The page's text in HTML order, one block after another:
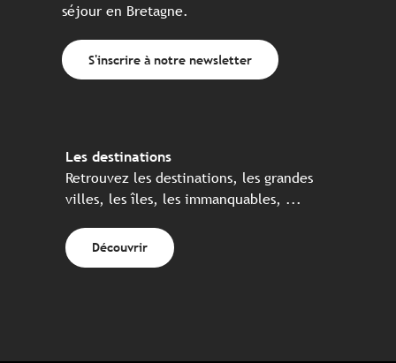
séjour en Bretagne.
S'inscrire à notre newsletter
Les destinations
Retrouvez les destinations, les grandes
villes, les îles, les immanquables, ...
Découvrir